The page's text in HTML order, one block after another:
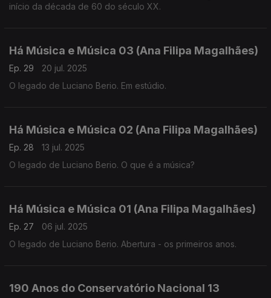
início da década de 60 do século XX.
Há Música e Música 03 (Ana Filipa Magalhães)
Ep. 29
20 jul. 2025
O legado de Luciano Berio. Em estúdio.
Há Música e Música 02 (Ana Filipa Magalhães)
Ep. 28
13 jul. 2025
O legado de Luciano Berio. O que é a música?
Há Música e Música 01 (Ana Filipa Magalhães)
Ep. 27
06 jul. 2025
O legado de Luciano Berio. Abertura - os primeiros anos.
190 Anos do Conservatório Nacional 13